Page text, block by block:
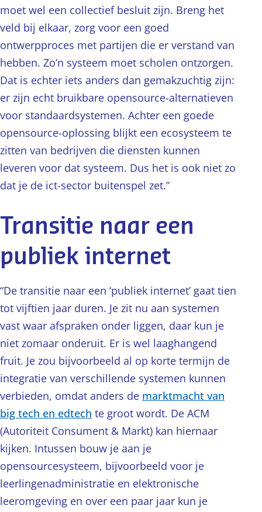
moet wel een collectief besluit zijn. Breng het
veld bij elkaar, zorg voor een goed
ontwerpproces met partijen die er verstand van
hebben. Zo’n systeem moet scholen ontzorgen.
Dat is echter iets anders dan gemakzuchtig zijn:
er zijn echt bruikbare opensource-alternatieven
voor standaardsystemen. Achter een goede
opensource-oplossing blijkt een ecosysteem te
zitten van bedrijven die diensten kunnen
leveren voor dat systeem. Dus het is ook niet zo
dat je de ict-sector buitenspel zet.”
Transitie naar een
publiek internet
“De transitie naar een ‘publiek internet’ gaat tien
tot vijftien jaar duren. Je zit nu aan systemen
vast waar afspraken onder liggen, daar kun je
niet zomaar onderuit. Er is wel laaghangend
fruit. Je zou bijvoorbeeld al op korte termijn de
integratie van verschillende systemen kunnen
verbieden, omdat anders de marktmacht van
big tech en edtech te groot wordt. De ACM
(Autoriteit Consument & Markt) kan hiernaar
kijken. Intussen bouw je aan je
opensourcesysteem, bijvoorbeeld voor je
leerlingenadministratie en elektronische
leeromgeving en over een paar jaar kun je